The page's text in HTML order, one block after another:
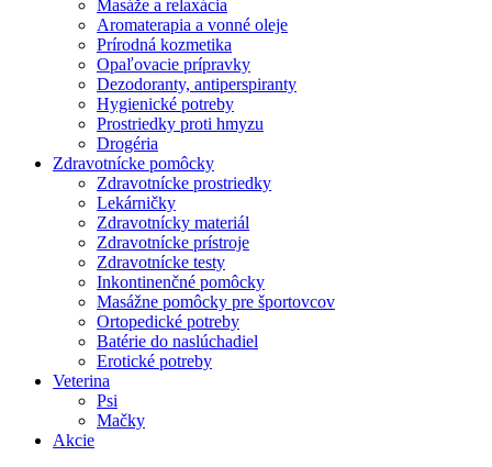
Masáže a relaxácia
Aromaterapia a vonné oleje
Prírodná kozmetika
Opaľovacie prípravky
Dezodoranty, antiperspiranty
Hygienické potreby
Prostriedky proti hmyzu
Drogéria
Zdravotnícke pomôcky
Zdravotnícke prostriedky
Lekárničky
Zdravotnícky materiál
Zdravotnícke prístroje
Zdravotnícke testy
Inkontinenčné pomôcky
Masážne pomôcky pre športovcov
Ortopedické potreby
Batérie do naslúchadiel
Erotické potreby
Veterina
Psi
Mačky
Akcie